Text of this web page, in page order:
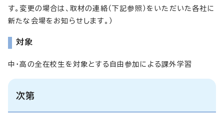
す。変更の場合は、取材の連絡（下記参照）をいただいた各社に
新たな会場をお知らせします。）
対象
中・高の全在校生を対象とする自由参加による課外学習
次第